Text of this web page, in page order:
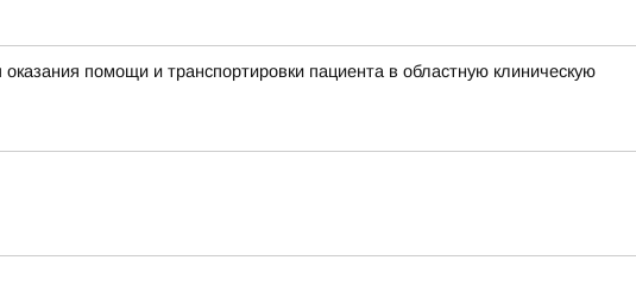
помощи и транспортировки пациента в областную клиническую